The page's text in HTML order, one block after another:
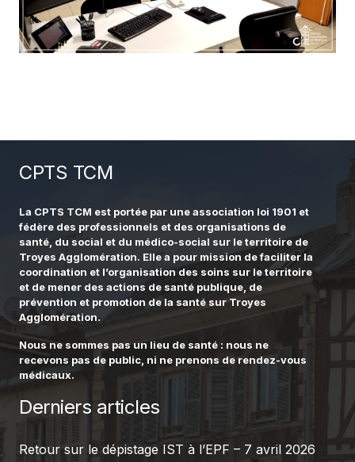
CPTS TCM
La CPTS TCM est portée par une association loi 1901 et
fédère des professionnels et des organisations de
santé, du social et du médico-social sur le territoire de
Troyes Agglomération. Elle a pour mission de faciliter la
coordination et l’organisation des soins sur le territoire
et de mener des actions de santé publique, de
prévention et promotion de la santé sur Troyes
Agglomération.
Nous ne sommes pas un lieu de santé : nous ne
recevons pas de public, ni ne prenons de rendez-vous
médicaux.
Derniers articles
Retour sur le dépistage IST à l’EPF – 7 avril 2026